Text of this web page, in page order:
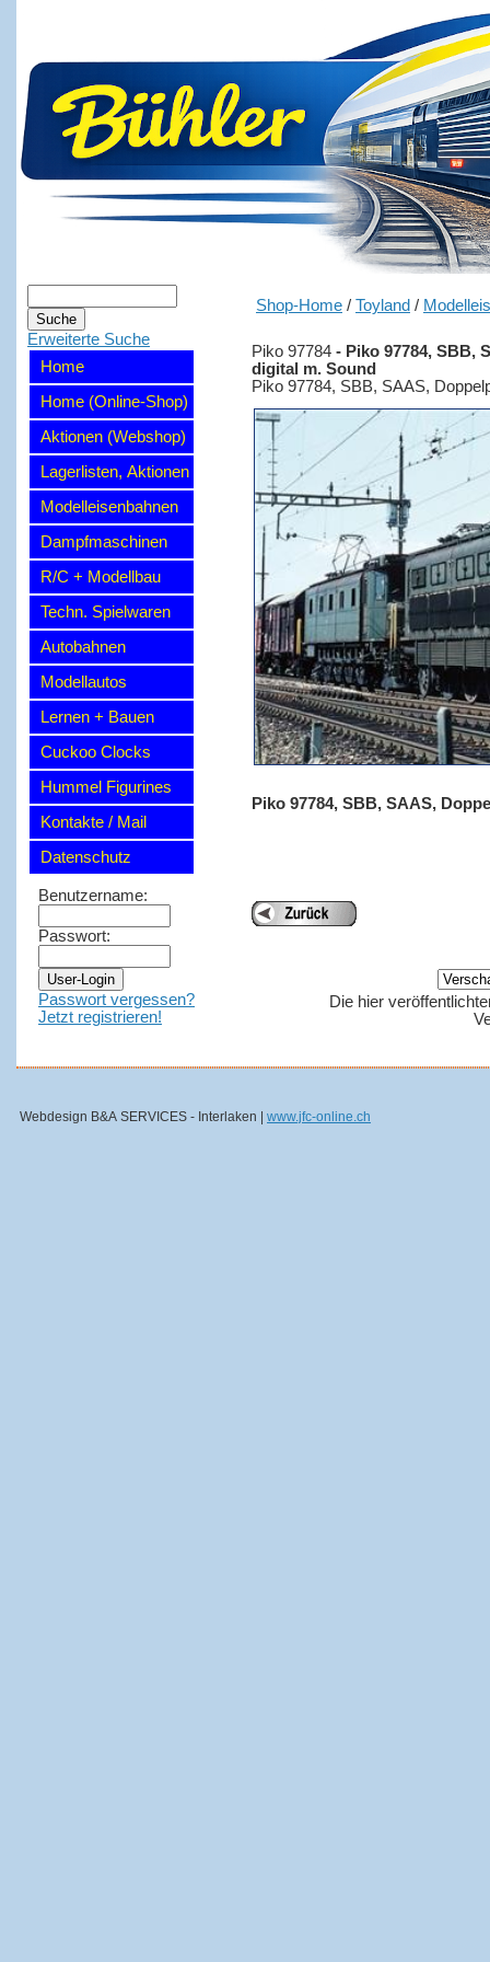
Erweiterte Suche
Home
Home (Online-Shop)
Aktionen (Webshop)
Lagerlisten, Aktionen
Modelleisenbahnen
Dampfmaschinen
R/C + Modellbau
Techn. Spielwaren
Autobahnen
Modellautos
Lernen + Bauen
Cuckoo Clocks
Hummel Figurines
Kontakte / Mail
Datenschutz
Benutzername:
Passwort:
Passwort vergessen?
Jetzt registrieren!
Shop-Home / Toyland /
Piko 97784 - Piko 97784, SBB,
digital m. Sound
Piko 97784, SBB, SAAS,
Piko 97784, SBB, SAAS,
Die hier
Webdesign B&A SERVICES - Interlaken | www.jfc-online.ch